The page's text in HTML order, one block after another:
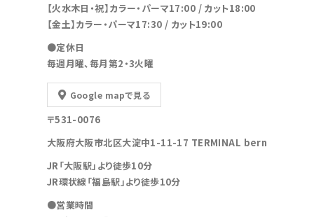
【火水木日・祝】カラー・パーマ17:00 / カット18:00
【金土】カラー・パーマ17:30 / カット19:00
●定休日
毎週月曜、毎月第2・3火曜
Google mapで見る
〒531-0076
大阪府大阪市北区大淀中1-11-17 TERMINAL bern
JR「大阪駅」より徒歩10分
JR環状線「福島駅」より徒歩10分
●営業時間